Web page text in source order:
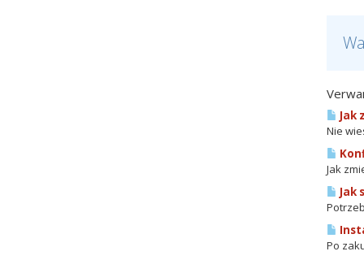
Jak
Nie
Jak
Jak
Po